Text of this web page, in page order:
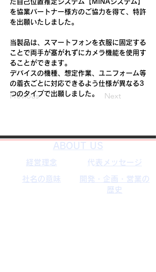
Previous Next
た自己位置推定システム【MINAシステム】
を協業パートナー様方のご協力を得て、特許
を出願いたしました。
当製品は、スマートフォンを衣服に固定する
ことで両手が塞がれずにカメラ機能を使用す
ることができます。
デバイスの機種、想定作業、ユニフォーム等
の着衣ごとに対応できるよう仕様が異なる3
つのタイプで出願しました。
​ABOUT US
経営理念 ​代表メッセージ
社名の意味
開発・企画・営業の
歴史